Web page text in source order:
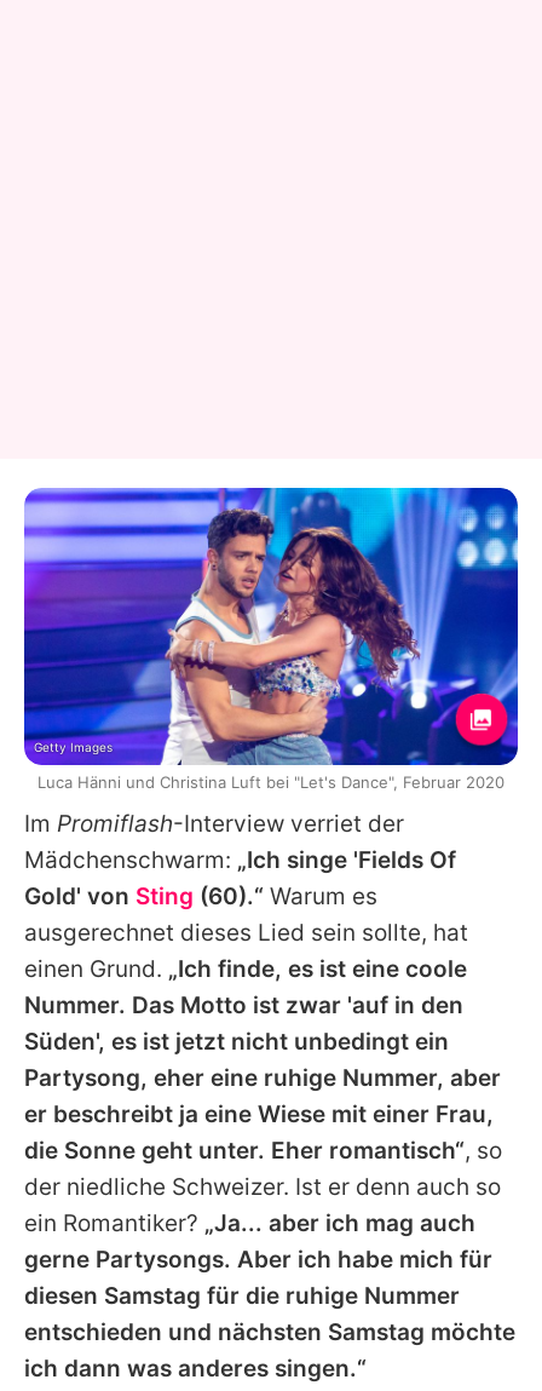
Im Promiflash-Interview verriet der
Mädchenschwarm: „Ich singe 'Fields Of
Gold' von Sting (60).“ Warum es
ausgerechnet dieses Lied sein sollte, hat
einen Grund. „Ich finde, es ist eine coole
Nummer. Das Motto ist zwar 'auf in den
Süden', es ist jetzt nicht unbedingt ein
Partysong, eher eine ruhige Nummer, aber
er beschreibt ja eine Wiese mit einer Frau,
die Sonne geht unter. Eher romantisch“, so
der niedliche Schweizer. Ist er denn auch so
ein Romantiker? „Ja... aber ich mag auch
gerne Partysongs. Aber ich habe mich für
diesen Samstag für die ruhige Nummer
entschieden und nächsten Samstag möchte
ich dann was anderes singen.“
Getty Images
Luca Hänni und Christina Luft bei "Let's Dance", Februar 2020